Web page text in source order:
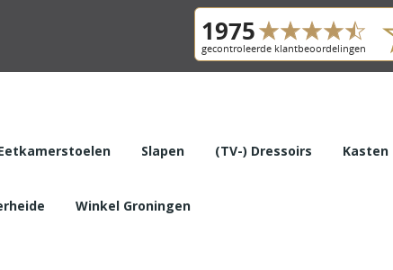
Slapen (TV-) Dressoirs Kasten
Winkel Groningen